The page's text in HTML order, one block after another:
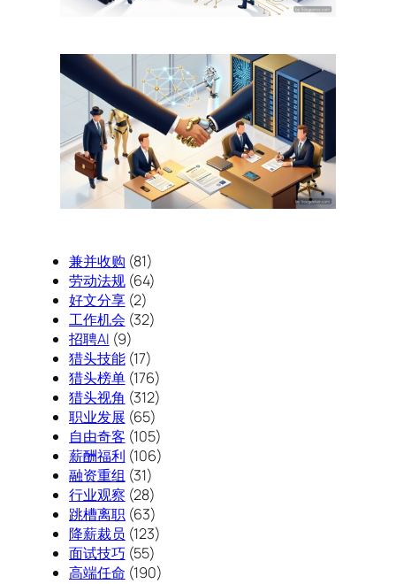
兼并收购 (81)
劳动法规(64)
好文分享(2)
工作机会 (32)
招聘AI (9)
猎头技能(17)
猎头榜单(176)
猎头视角 (312)
职业发展 (65)
自由奇客 (105)
薪酬福利 (106)
融资重组 (31)
行业观察 (28)
跳槽离职(63)
降薪裁员 (123)
面试技巧 (55)
高端任命 (190)